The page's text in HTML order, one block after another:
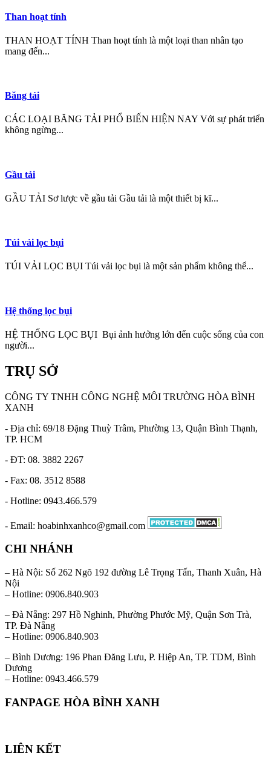
Than hoạt tính
THAN HOẠT TÍNH Than hoạt tính là một loại than nhân tạo
mang đến...
Băng tải
CÁC LOẠI BĂNG TẢI PHỔ BIẾN HIỆN NAY Với sự phát triển
không ngừng...
Gầu tải
GẦU TẢI Sơ lược về gầu tải Gầu tải là một thiết bị kĩ...
Túi vải lọc bụi
TÚI VẢI LỌC BỤI Túi vải lọc bụi là một sản phẩm không thể...
Hệ thống lọc bụi
HỆ THỐNG LỌC BỤI Bụi ảnh hưởng lớn đến cuộc sống của con
người...
TRỤ SỞ
CÔNG TY TNHH CÔNG NGHỆ MÔI TRƯỜNG HÒA BÌNH
XANH
- Địa chỉ: 69/18 Đặng Thuỳ Trâm, Phường 13, Quận Bình Thạnh,
TP. HCM
- ĐT: 08. 3882 2267
- Fax: 08. 3512 8588
- Hotline: 0943.466.579
- Email: hoabinhxanhco@gmail.com
CHI NHÁNH
– Hà Nội: Số 262 Ngõ 192 đường Lê Trọng Tấn, Thanh Xuân, Hà
Nội
– Hotline: 0906.840.903
– Đà Nẵng: 297 Hồ Nghinh, Phường Phước Mỹ, Quận Sơn Trà,
TP. Đà Nẵng
– Hotline: 0906.840.903
– Bình Dương: 196 Phan Đăng Lưu, P. Hiệp An, TP. TDM, Bình
Dương
– Hotline: 0943.466.579
FANPAGE HÒA BÌNH XANH
LIÊN KẾT